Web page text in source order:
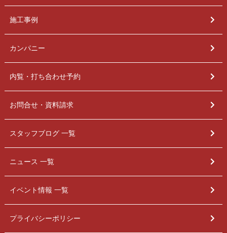
施工事例
カンパニー
内覧・打ち合わせ予約
お問合せ・資料請求
スタッフブログ 一覧
ニュース 一覧
イベント情報 一覧
プライバシーポリシー